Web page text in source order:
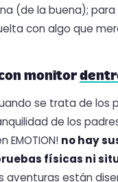
(de la buena);
con algo que
monitor
se trata de los
de los
EMOTION! no hay
físicas ni
aventuras están